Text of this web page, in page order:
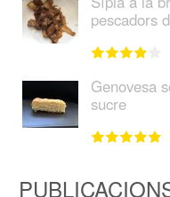
pescadors
Genovesa
sucre